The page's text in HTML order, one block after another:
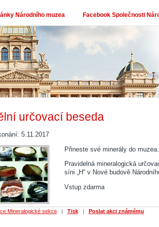
Národního muzea Facebook Společnosti
určovací beseda
5.11.2017
Přineste své minerály do muzea.
Pravidelná mineralogická
síni „H“ v Nové budově
Vstup zdarma
Mineralogické sekce| Tisk| Poslat akci známému